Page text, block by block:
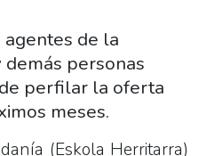
de la
personas
perfilar la oferta
meses.
(Eskola Herritarra)